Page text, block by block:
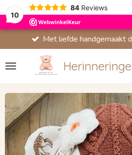
10
84 Reviews
handgemaakt door twee zussen